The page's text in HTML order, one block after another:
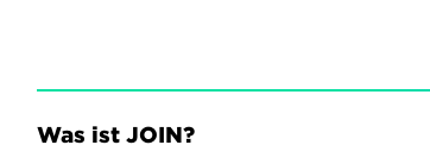
Was ist JOIN?